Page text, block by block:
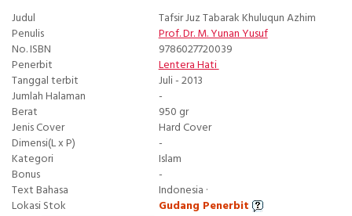
Judul
Tafsir Juz Tabarak Khuluqun Azhim
Penulis
Prof. Dr. M. Yunan Yusuf
No. ISBN
9786027720039
Penerbit
Lentera Hati
Tanggal terbit
Juli - 2013
Jumlah Halaman
-
Berat
950 gr
Jenis Cover
Hard Cover
Dimensi(L x P)
-
Kategori
Islam
Bonus
-
Text Bahasa
Indonesia ·
Lokasi Stok
Gudang Penerbit